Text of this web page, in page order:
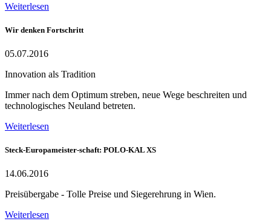
Weiterlesen
Wir denken Fortschritt
05.07.2016
Innovation als Tradition
Immer nach dem Optimum streben, neue Wege beschreiten und
technologisches Neuland betreten.
Weiterlesen
Steck-Europameister-schaft: POLO-KAL XS
14.06.2016
Preisübergabe - Tolle Preise und Siegerehrung in Wien.
Weiterlesen